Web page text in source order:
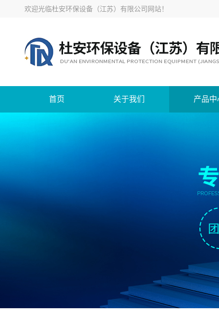
欢迎光临杜安环保设备（江苏）有限公司网站！
首页 关于我们 产品中